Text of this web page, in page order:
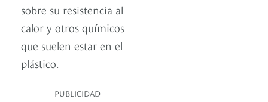
sobre su resistencia al
calor y otros químicos
que suelen estar en el
plástico.
PUBLICIDAD